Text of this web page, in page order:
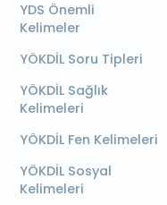
YDS Önemli
Kelimeler
YÖKDİL Soru Tipleri
YÖKDİL Sağlık
Kelimeleri
YÖKDİL Fen Kelimeleri
YÖKDİL Sosyal
Kelimeleri